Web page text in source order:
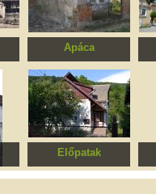
Apáca
Ház
Előpatak
Faház